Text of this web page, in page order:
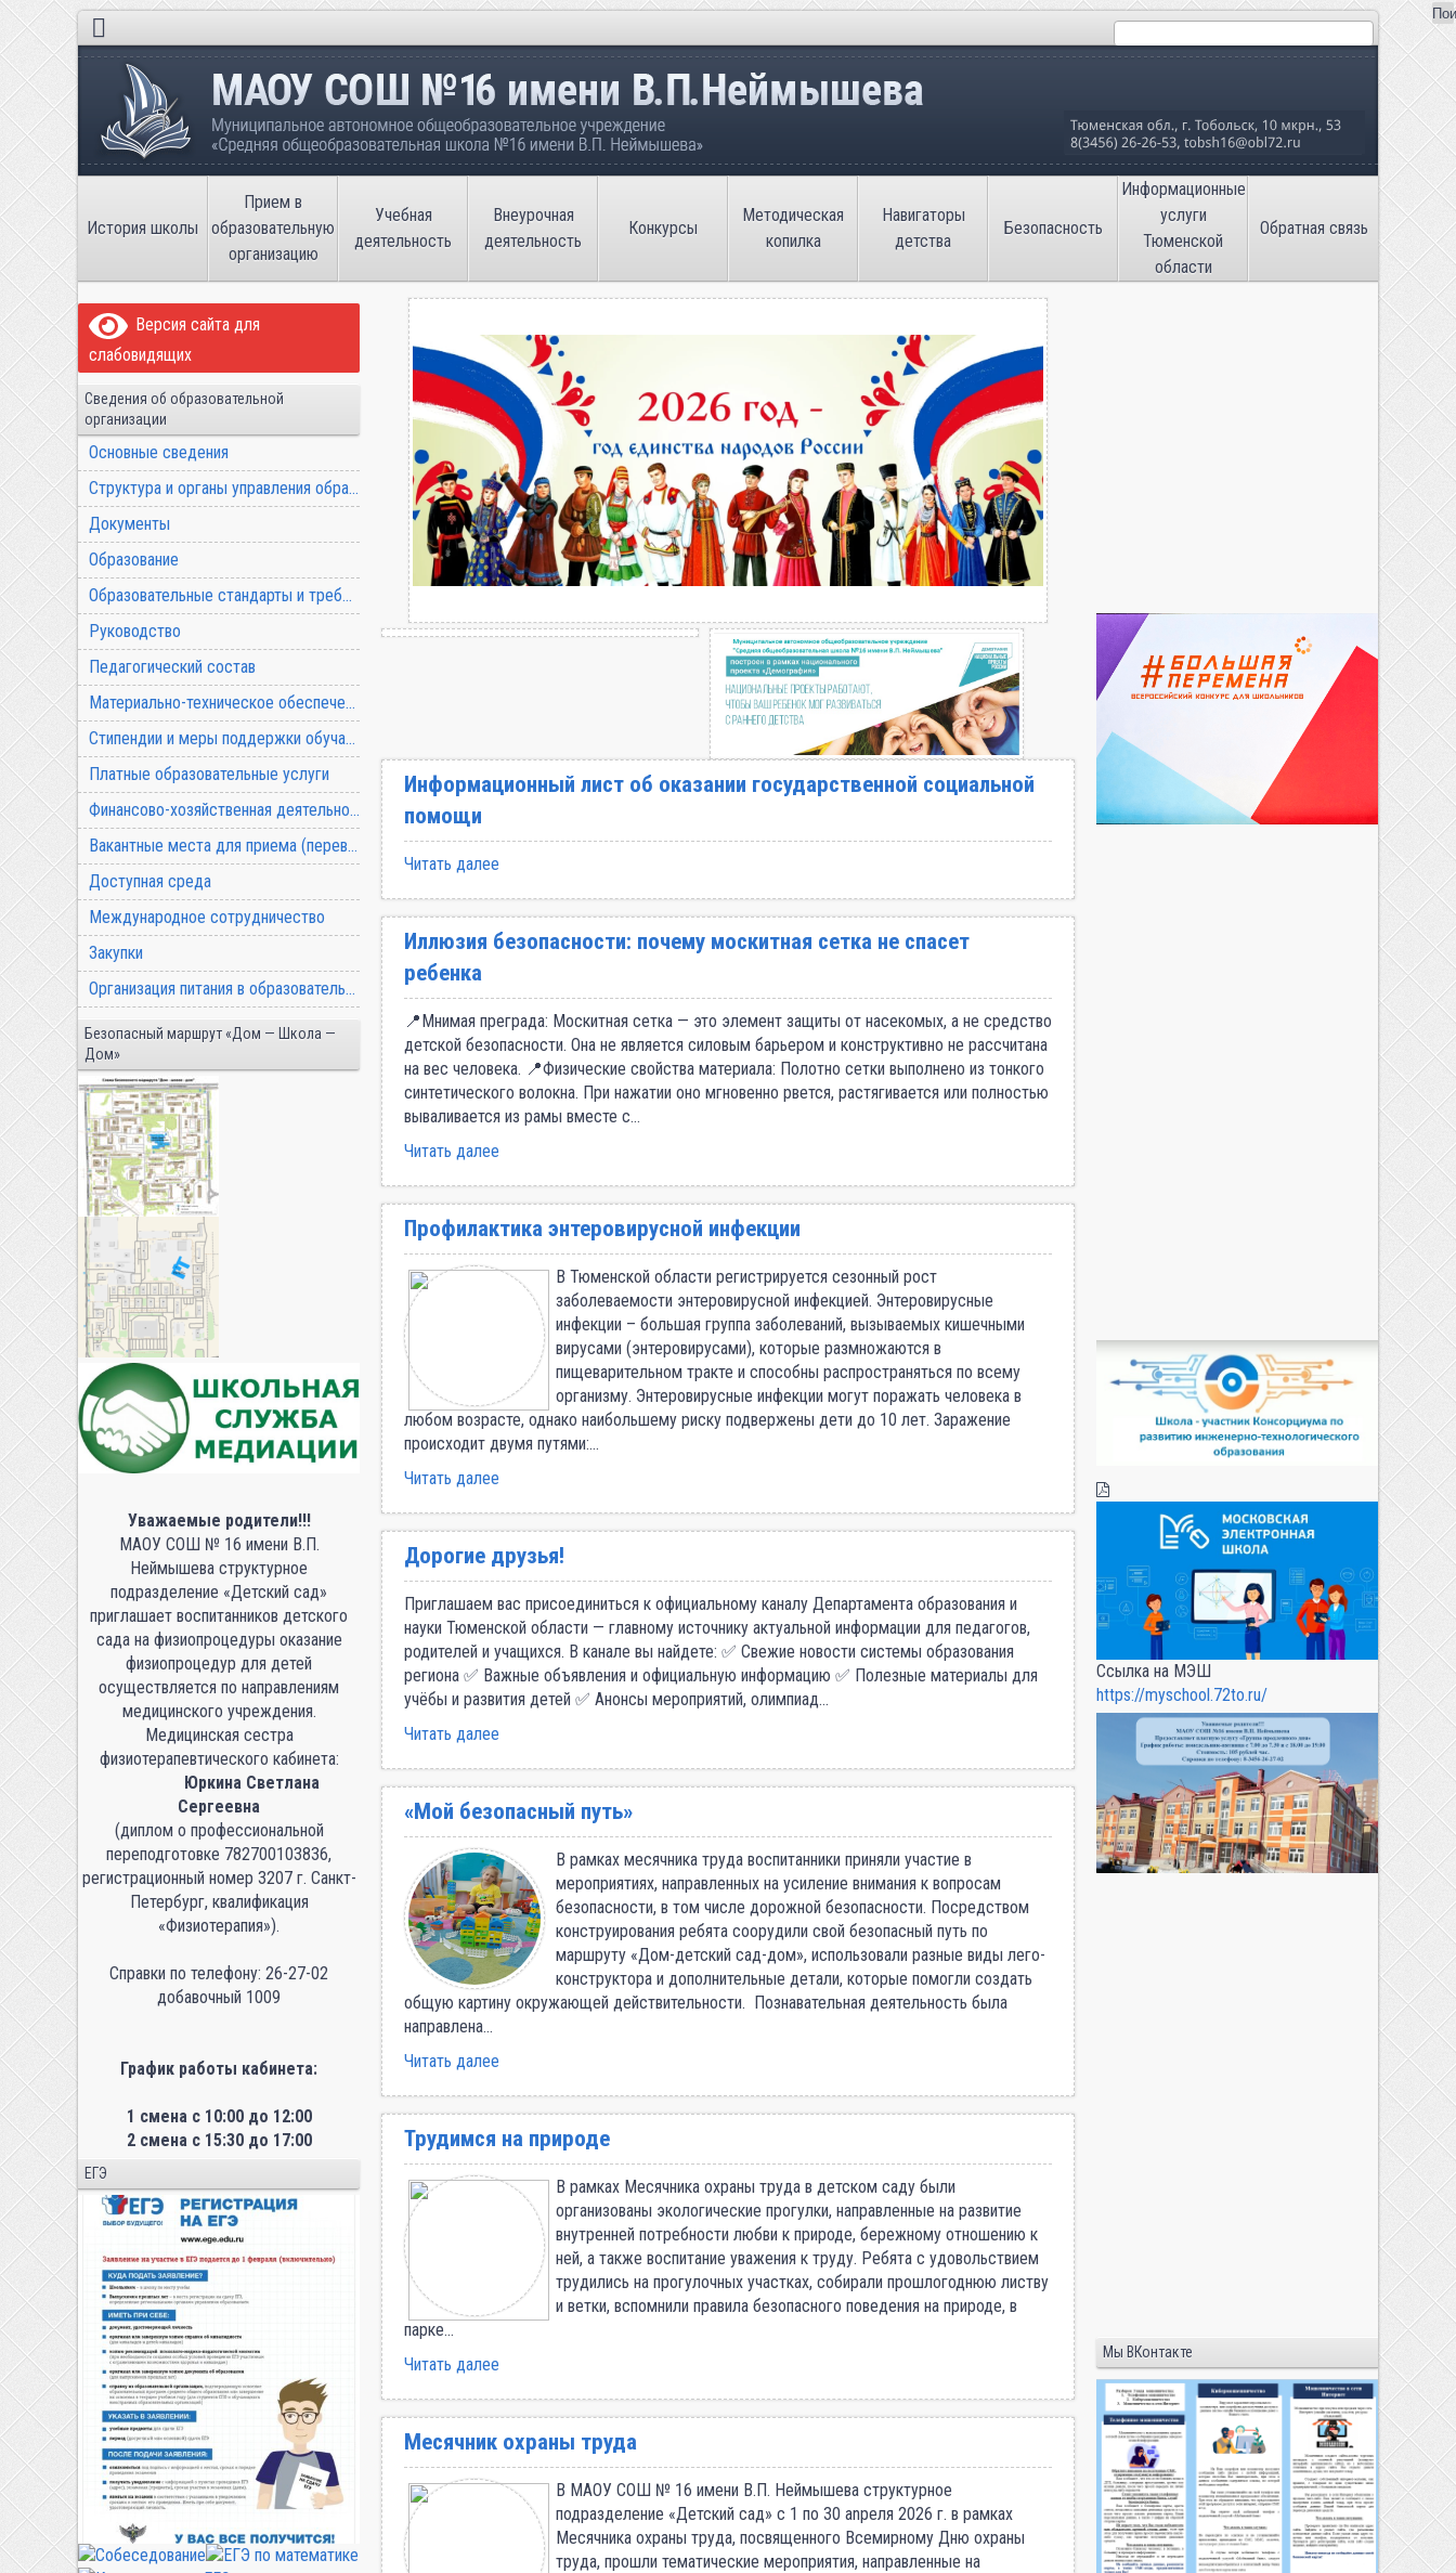
Поиск
Школа №16 города Тобольска
Муниципальное автономное общеобразовательное учреждение «Средняя общеобразовательная школа №16»
имени В.П. Неймышева
История школы
Прием в
образовательную
организацию
Учебная
деятельность
Внеурочная
деятельность
Конкурсы
Методическая
копилка
Навигаторы
детства
Безопасность
Информационные
услуги
Тюменской
области
Обратная связь
Версия сайта для
слабовидящих
Сведения об образовательной
организации
Основные сведения
Структура и органы управления образовательной организацией
Документы
Образование
Образовательные стандарты и требования
Руководство
Педагогический состав
Материально-техническое обеспечение и оснащенность образовательного процесса
Стипендии и меры поддержки обучающихся
Платные образовательные услуги
Финансово-хозяйственная деятельность
Вакантные места для приема (перевода) обучающихся
Доступная среда
Международное сотрудничество
Закупки
Организация питания в образовательной организации
Безопасный маршрут «Дом — Школа —
Дом»
Уважаемые родители!!!
МАОУ СОШ № 16 имени В.П.
Неймышева структурное
подразделение «Детский сад»
приглашает воспитанников детского
сада на физиопроцедуры оказание
физиопроцедур для детей
осуществляется по направлениям
медицинского учреждения.
Медицинская сестра
физиотерапевтического кабинета:
Юркина Светлана
Сергеевна
(диплом о профессиональной
переподготовке 782700103836,
регистрационный номер 3207 г. Санкт-
Петербург, квалификация
«Физиотерапия»).
Справки по телефону: 26-27-02
добавочный 1009
График работы кабинета:
1 смена с 10:00 до 12:00
2 смена с 15:30 до 17:00
ЕГЭ
Информационный лист об оказании государственной социальной
помощи
Читать далее
Иллюзия безопасности: почему москитная сетка не спасет
ребенка
📍Мнимая преграда: Москитная сетка — это элемент защиты от насекомых, а не средство
детской безопасности. Она не является силовым барьером и конструктивно не рассчитана
на вес человека. 📍Физические свойства материала: Полотно сетки выполнено из тонкого
синтетического волокна. При нажатии оно мгновенно рвется, растягивается или полностью
вываливается из рамы вместе с…
Читать далее
Профилактика энтеровирусной инфекции
В Тюменской области регистрируется сезонный рост
заболеваемости энтеровирусной инфекцией. Энтеровирусные
инфекции – большая группа заболеваний, вызываемых кишечными
вирусами (энтеровирусами), которые размножаются в
пищеварительном тракте и способны распространяться по всему
организму. Энтеровирусные инфекции могут поражать человека в
любом возрасте, однако наибольшему риску подвержены дети до 10 лет. Заражение
происходит двумя путями:…
Читать далее
Дорогие друзья!
Приглашаем вас присоединиться к официальному каналу Департамента образования и
науки Тюменской области — главному источнику актуальной информации для педагогов,
родителей и учащихся. В канале вы найдете: ✅ Свежие новости системы образования
региона ✅ Важные объявления и официальную информацию ✅ Полезные материалы для
учёбы и развития детей ✅ Анонсы мероприятий, олимпиад…
Читать далее
«Мой безопасный путь»
В рамках месячника труда воспитанники приняли участие в
мероприятиях, направленных на усиление внимания к вопросам
безопасности, в том числе дорожной безопасности. Посредством
конструирования ребята соорудили свой безопасный путь по
маршруту «Дом-детский сад-дом», использовали разные виды лего-
конструктора и дополнительные детали, которые помогли создать
общую картину окружающей действительности. Познавательная деятельность была
направлена…
Читать далее
Трудимся на природе
В рамках Месячника охраны труда в детском саду были
организованы экологические прогулки, направленные на развитие
внутренней потребности любви к природе, бережному отношению к
ней, а также воспитание уважения к труду. Ребята с удовольствием
трудились на прогулочных участках, собирали прошлогоднюю листву
и ветки, вспомнили правила безопасного поведения на природе, в
парке…
Читать далее
Месячник охраны труда
В МАОУ СОШ № 16 имени В.П. Неймышева структурное
подразделение «Детский сад» с 1 по 30 anpeля 2026 г. в рамках
Месячника охраны труда, посвященного Всемирному Дню охраны
труда, прошли тематические мероприятия, направленные на
Ссылка на МЭШ
https://myschool.72to.ru/
Мы ВКонтакте